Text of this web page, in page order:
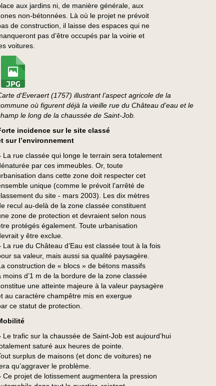
aux jardins ni, de manière générale, aux
non-bétonnées. Là où le projet ne prévoit
de construction, il laisse des espaces qui ne
pas d’être occupés par la voirie et
voitures.
d‘Everaert (1757) illustrant l’aspect agricole de la
où figurent déjà la vieille rue du Château d’eau et le
le long de la chaussée de Saint-Job.
incidence sur le site classé
sur l’environnement
La rue classée qui longe le terrain sera totalement
par ces immeubles. Or, toute
dans cette zone doit respecter cet
unique (comme le prévoit l’arrêté de
du site - mars 2003). Les dix mètres
recul au-delà de la zone classée constituent
zone de protection et devraient selon nous
protégés également. Toute urbanisation
y être exclue.
La rue du Château d’Eau est classée tout à la fois
sa valeur, mais aussi sa qualité paysagère.
construction de « blocs » de bétons massifs
moins d’1 m de la bordure de la zone classée
une atteinte majeure à la valeur paysagère
au caractère champêtre mis en exergue
ce statut de protection.
Le trafic sur la chaussée de Saint-Job est aujourd’hui
saturé aux heures de pointe.
surplus de maisons (et donc de voitures) ne
qu’aggraver le problème.
Ce projet de lotissement augmentera la pression